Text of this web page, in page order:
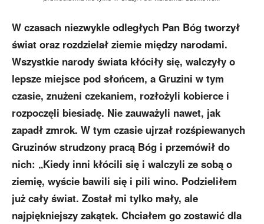
W czasach niezwykle odległych Pan Bóg tworzył
świat oraz rozdzielał ziemie między narodami.
Wszystkie narody świata kłóciły się, walczyły o
lepsze miejsce pod słońcem, a Gruzini w tym
czasie, znużeni czekaniem, rozłożyli kobierce i
rozpoczęli biesiadę. Nie zauważyli nawet, jak
zapadł zmrok. W tym czasie ujrzał rozśpiewanych
Gruzinów strudzony pracą Bóg i przemówił do
nich: „Kiedy inni kłócili się i walczyli ze sobą o
ziemię, wyście bawili się i pili wino. Podzieliłem
już cały świat. Został mi tylko mały, ale
najpiękniejszy zakątek. Chciałem go zostawić dla